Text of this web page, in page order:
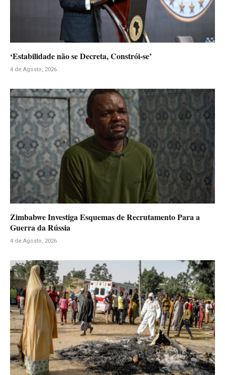
‘Estabilidade não se Decreta, Constrói-se’
4 de Agosto, 2026
Zimbabwe Investiga Esquemas de Recrutamento Para a
Guerra da Rússia
4 de Agosto, 2026